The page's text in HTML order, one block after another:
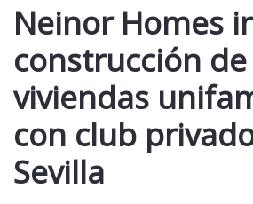
Neinor Homes
construcción
viviendas
con club
Sevilla